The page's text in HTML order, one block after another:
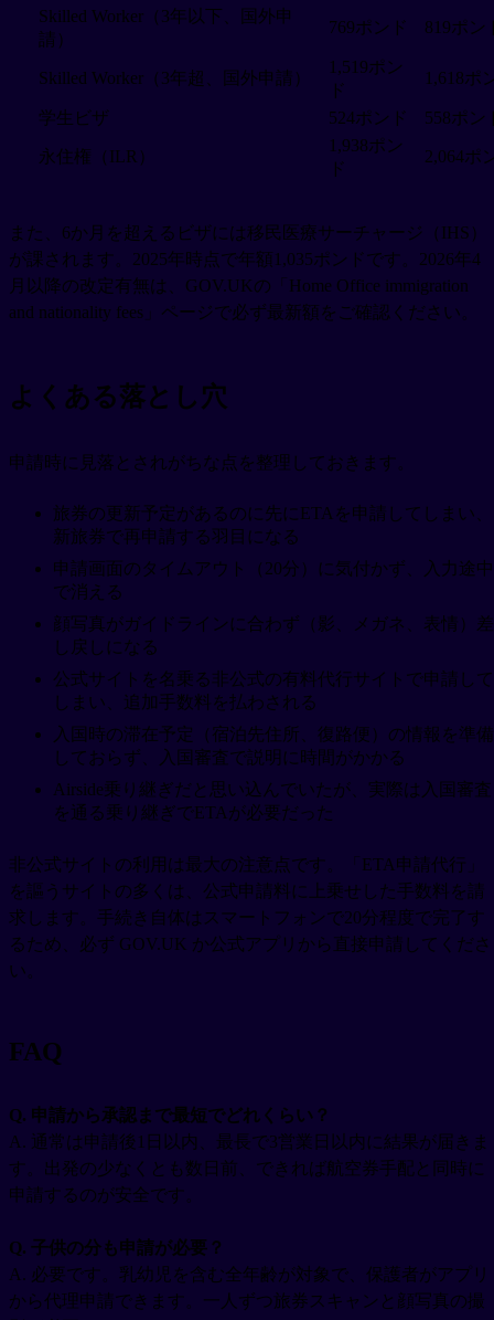
Skilled Worker（3年以下、国外申
請）
769ポンド 819ポン
Skilled Worker（3年超、国外申請）
1,519ポン
ド
1,618ポ
学生ビザ 524ポンド 558ポン
永住権（ILR）
1,938ポン
ド
2,064ポ
また、6か月を超えるビザには移民医療サーチャージ（IHS）
が課されます。2025年時点で年額1,035ポンドです。2026年4
月以降の改定有無は、GOV.UKの「Home Office immigration
and nationality fees」ページで必ず最新額をご確認ください。
よくある落とし穴
申請時に見落とされがちな点を整理しておきます。
旅券の更新予定があるのに先にETAを申請してしまい、
新旅券で再申請する羽目になる
申請画面のタイムアウト（20分）に気付かず、入力途中
で消える
顔写真がガイドラインに合わず（影、メガネ、表情）差
し戻しになる
公式サイトを名乗る非公式の有料代行サイトで申請して
しまい、追加手数料を払わされる
入国時の滞在予定（宿泊先住所、復路便）の情報を準備
しておらず、入国審査で説明に時間がかかる
Airside乗り継ぎだと思い込んでいたが、実際は入国審査
を通る乗り継ぎでETAが必要だった
非公式サイトの利用は最大の注意点です。「ETA申請代行」
を謳うサイトの多くは、公式申請料に上乗せした手数料を請
求します。手続き自体はスマートフォンで20分程度で完了す
るため、必ず GOV.UK か公式アプリから直接申請してくださ
い。
FAQ
Q. 申請から承認まで最短でどれくらい？
A. 通常は申請後1日以内、最長で3営業日以内に結果が届きま
す。出発の少なくとも数日前、できれば航空券手配と同時に
申請するのが安全です。
Q. 子供の分も申請が必要？
A. 必要です。乳幼児を含む全年齢が対象で、保護者がアプリ
から代理申請できます。一人ずつ旅券スキャンと顔写真の撮